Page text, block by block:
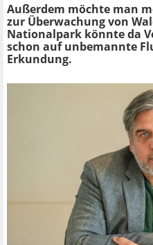
Außerdem möchte man
zur Überwachung von
Nationalpark könnte da
schon auf unbemannte
Erkundung.